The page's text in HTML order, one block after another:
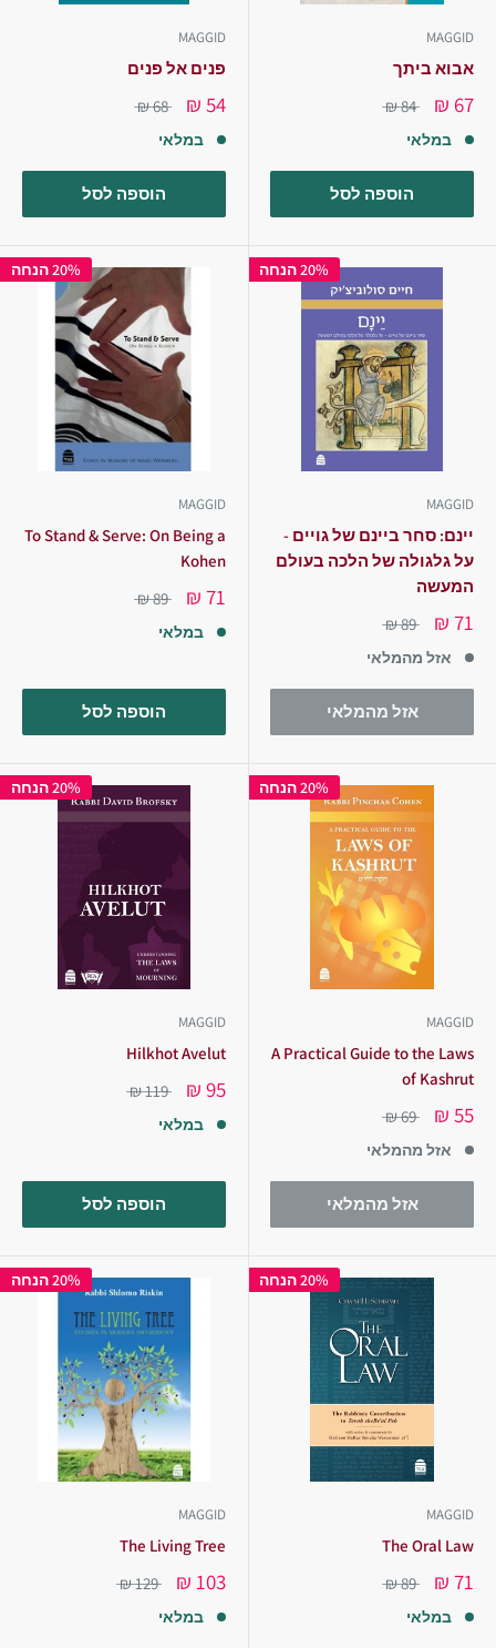
MAGGID
אבוא ביתך
67 ₪
84 ₪
במלאי
הוספה לסל
MAGGID
פנים אל פנים
54 ₪
68 ₪
במלאי
הוספה לסל
20% הנחה
MAGGID
יינם: סחר ביינם של גויים -
על גלגולה של הלכה בעולם
המעשה
71 ₪
89 ₪
אזל מהמלאי
אזל מהמלאי
20% הנחה
MAGGID
To Stand & Serve: On Being a
Kohen
71 ₪
89 ₪
במלאי
הוספה לסל
20% הנחה
MAGGID
A Practical Guide to the Laws
of Kashrut
55 ₪
69 ₪
אזל מהמלאי
אזל מהמלאי
20% הנחה
MAGGID
Hilkhot Avelut
95 ₪
119 ₪
במלאי
הוספה לסל
20% הנחה
MAGGID
The Oral Law
71 ₪
89 ₪
במלאי
20% הנחה
MAGGID
The Living Tree
103 ₪
129 ₪
במלאי